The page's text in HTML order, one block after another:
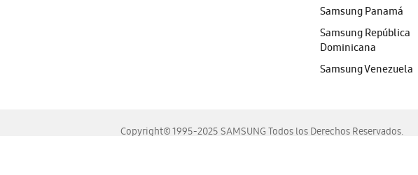
Samsung Panamá
Samsung República
Dominicana
Samsung Venezuela
Copyright© 1995-2025 SAMSUNG Todos los Derechos Reservados.